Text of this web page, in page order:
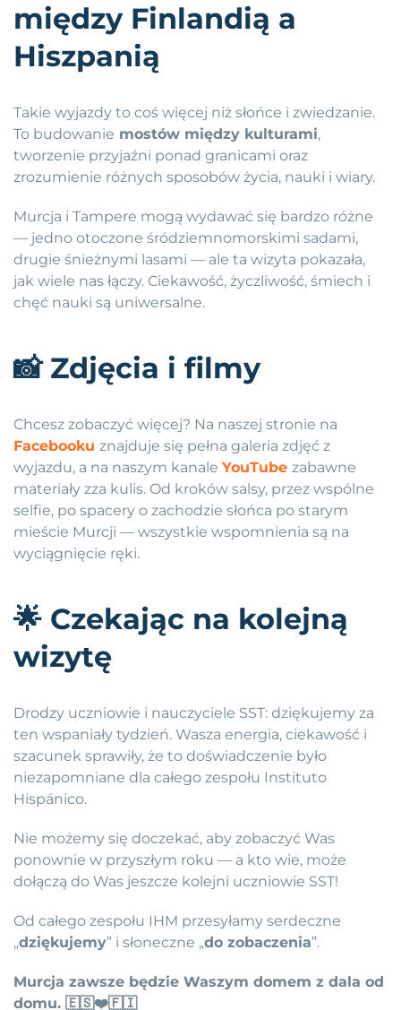
między Finlandią a
Hiszpanią
Takie wyjazdy to coś więcej niż słońce i zwiedzanie.
To budowanie mostów między kulturami,
tworzenie przyjaźni ponad granicami oraz
zrozumienie różnych sposobów życia, nauki i wiary.
Murcja i Tampere mogą wydawać się bardzo różne
— jedno otoczone śródziemnomorskimi sadami,
drugie śnieżnymi lasami — ale ta wizyta pokazała,
jak wiele nas łączy. Ciekawość, życzliwość, śmiech i
chęć nauki są uniwersalne.
📸Zdjęcia i filmy
Chcesz zobaczyć więcej? Na naszej stronie na
Facebooku znajduje się pełna galeria zdjęć z
wyjazdu, a na naszym kanale YouTube zabawne
materiały zza kulis. Od kroków salsy, przez wspólne
selfie, po spacery o zachodzie słońca po starym
mieście Murcji — wszystkie wspomnienia są na
wyciągnięcie ręki.
🌟 Czekając na kolejną
wizytę
Drodzy uczniowie i nauczyciele SST: dziękujemy za
ten wspaniały tydzień. Wasza energia, ciekawość i
szacunek sprawiły, że to doświadczenie było
niezapomniane dla całego zespołu Instituto
Hispánico.
Nie możemy się doczekać, aby zobaczyć Was
ponownie w przyszłym roku — a kto wie, może
dołączą do Was jeszcze kolejni uczniowie SST!
Od całego zespołu IHM przesyłamy serdeczne
„dziękujemy” i słoneczne „do zobaczenia”.
Murcja zawsze będzie Waszym domem z dala od
domu. 🇪🇸❤️🇫🇮